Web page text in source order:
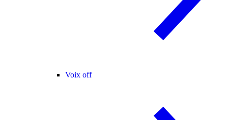
Voix off